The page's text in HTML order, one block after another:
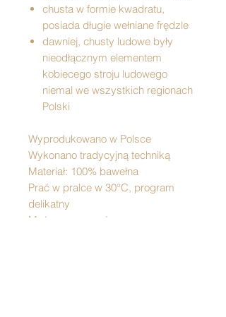
chusta w formie kwadratu,
posiada długie wełniane frędzle
dawniej, chusty ludowe były
nieodłącznym elementem
kobiecego stroju ludowego
niemal we wszystkich regionach
Polski
Wyprodukowano w Polsce
Wykonano tradycyjną techniką
Materiał: 100% bawełna
Prać w pralce w 30°C, program
delikatny
Można prasować